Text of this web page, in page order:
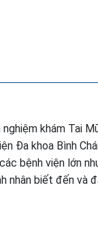
khám Tai
Đa khoa Bình
bệnh viện lớn
nhân biết đến và